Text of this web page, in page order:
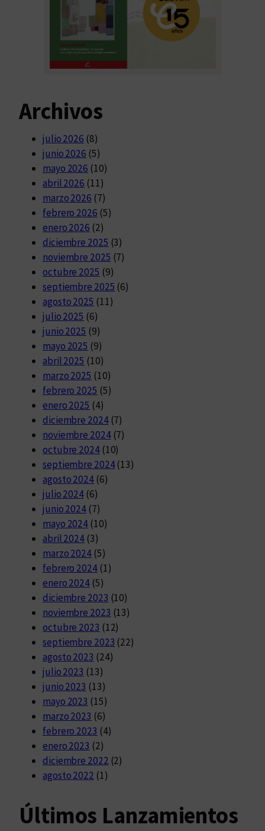
Archivos
julio 2026 (8)
junio 2026 (5)
mayo 2026 (10)
abril 2026 (11)
marzo 2026 (7)
febrero 2026 (5)
enero 2026 (2)
diciembre 2025 (3)
noviembre 2025 (7)
octubre 2025 (9)
septiembre 2025 (6)
agosto 2025 (11)
julio 2025 (6)
junio 2025 (9)
mayo 2025 (9)
abril 2025 (10)
marzo 2025 (10)
febrero 2025 (5)
enero 2025 (4)
diciembre 2024(7)
noviembre 2024(7)
octubre 2024(10)
septiembre 2024(13)
agosto 2024(6)
julio 2024 (6)
junio 2024 (7)
mayo 2024 (10)
abril 2024 (3)
marzo 2024 (5)
febrero 2024(1)
enero 2024 (5)
diciembre 2023 (10)
noviembre 2023 (13)
octubre 2023 (12)
septiembre 2023 (22)
agosto 2023 (24)
julio 2023 (13)
junio 2023 (13)
mayo 2023 (15)
marzo 2023 (6)
febrero 2023 (4)
enero 2023 (2)
diciembre 2022 (2)
agosto 2022 (1)
Últimos Lanzamientos